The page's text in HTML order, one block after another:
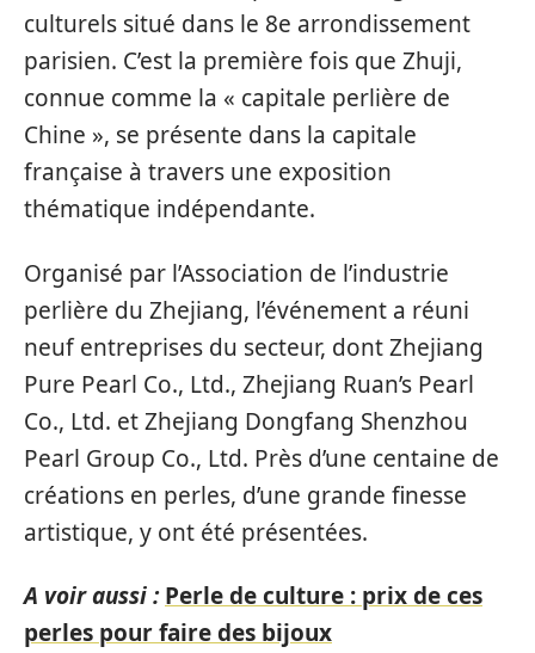
culturels situé dans le 8e arrondissement
parisien. C’est la première fois que Zhuji,
connue comme la « capitale perlière de
Chine », se présente dans la capitale
française à travers une exposition
thématique indépendante.
Organisé par l’Association de l’industrie
perlière du Zhejiang, l’événement a réuni
neuf entreprises du secteur, dont Zhejiang
Pure Pearl Co., Ltd., Zhejiang Ruan’s Pearl
Co., Ltd. et Zhejiang Dongfang Shenzhou
Pearl Group Co., Ltd. Près d’une centaine de
créations en perles, d’une grande finesse
artistique, y ont été présentées.
A voir aussi : Perle de culture : prix de ces
perles pour faire des bijoux